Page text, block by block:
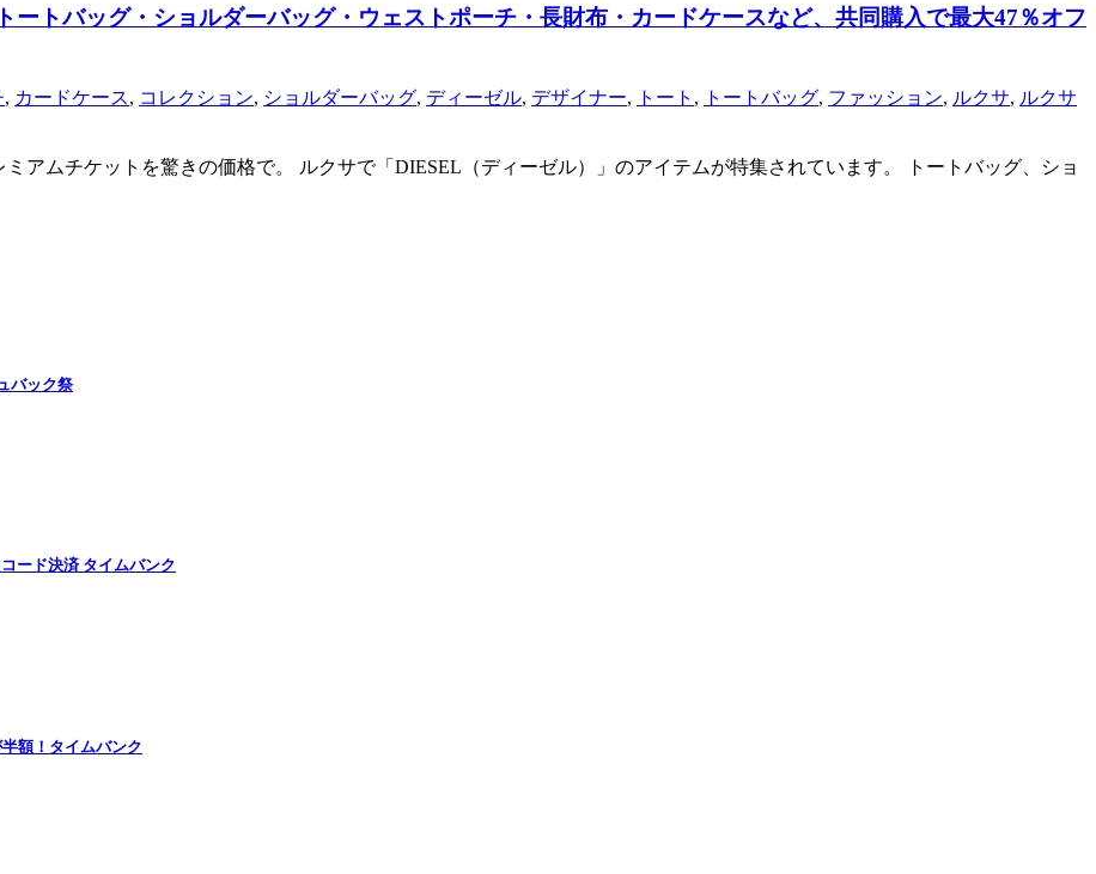
ートバッグ・ショルダーバッグ・ウェストポーチ・長財布・カードケースなど、共同購入で最大47％オフ
, カードケース, コレクション, ショルダーバッグ, ディーゼル, デザイナー, トート , トートバッグ, ファッション, ルクサ, ルクサ
アムチケットを驚きの価格で。 ルクサで「DIESEL（ディーゼル）」のアイテムが特集されています。 トートバッグ、ショ
バック祭
ード決済 タイムバンク
額！タイムバンク